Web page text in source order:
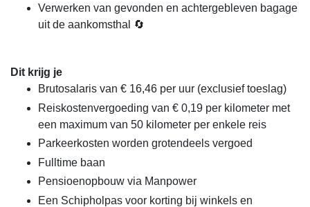
Verwerken van gevonden en achtergebleven bagage
uit de aankomsthal 🔄
Dit krijg je
Brutosalaris van € 16,46 per uur (exclusief toeslag)
Reiskostenvergoeding van € 0,19 per kilometer met
een maximum van 50 kilometer per enkele reis
Parkeerkosten worden grotendeels vergoed
Fulltime baan
Pensioenopbouw via Manpower
Een Schipholpas voor korting bij winkels en